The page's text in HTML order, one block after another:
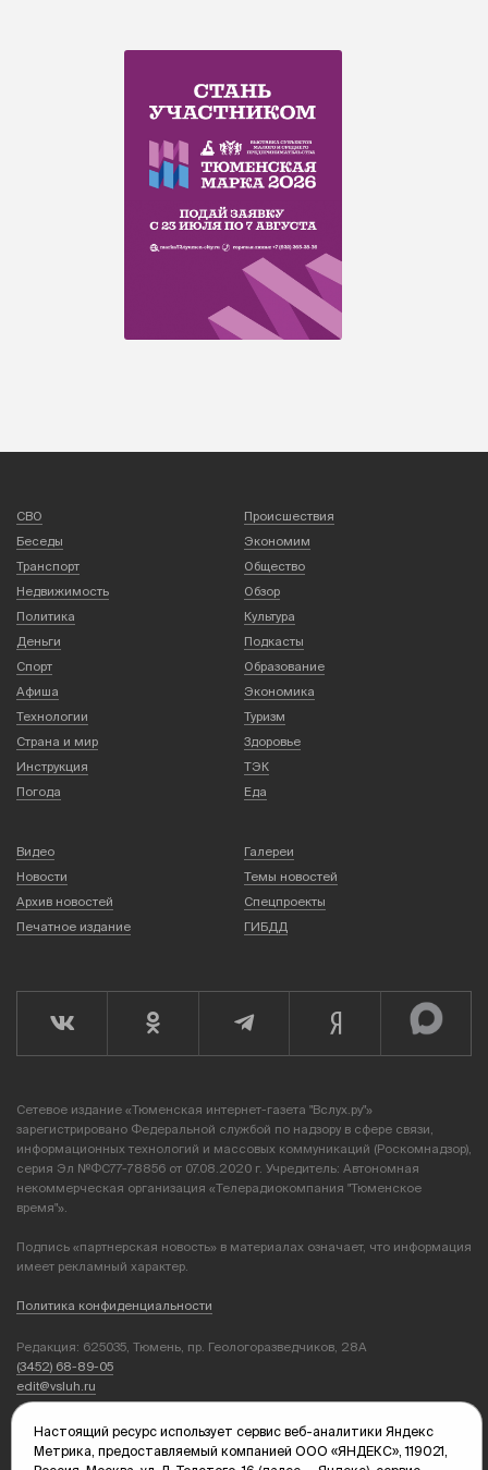
СВО
Происшествия
Беседы
Экономим
Транспорт
Общество
Недвижимость
Обзор
Политика
Культура
Деньги
Подкасты
Спорт
Образование
Афиша
Экономика
Технологии
Туризм
Страна и мир
Здоровье
Инструкция
ТЭК
Погода
Еда
Видео
Галереи
Новости
Темы новостей
Архив новостей
Спецпроекты
Печатное издание
ГИБДД
Сетевое издание «Тюменская интернет-газета "Вслух.ру"»
зарегистрировано Федеральной службой по надзору в сфере связи,
информационных технологий и массовых коммуникаций (Роскомнадзор),
серия Эл №ФС77-78856 от 07.08.2020 г. Учредитель: Автономная
некоммерческая организация «Телерадиокомпания "Тюменское
время"».
Подпись «партнерская новость» в материалах означает, что информация
имеет рекламный характер.
Политика конфиденциальности
Редакция: 625035, Тюмень, пр. Геологоразведчиков, 28А
(3452) 68-89-05
edit@vsluh.ru
Главный редактор: Панкина Т.Ю.
kika@vsluh.ru
Настоящий ресурс использует сервис веб-аналитики Яндекс
Метрика, предоставляемый компанией ООО «ЯНДЕКС», 119021,